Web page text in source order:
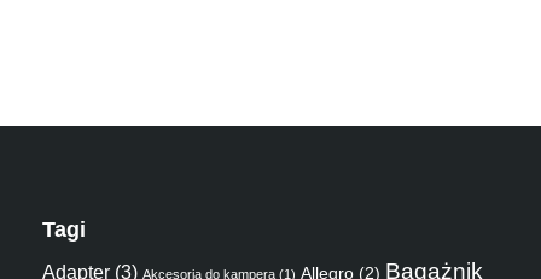
Tagi
Adapter (3) Akcesoria do kampera (1) Allegro (2) Bagażnik